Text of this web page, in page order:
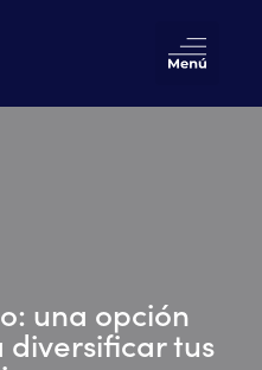
una opción
tus